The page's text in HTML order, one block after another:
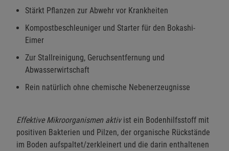
Stärkt Pflanzen zur Abwehr vor Krankheiten
Kompostbeschleuniger und Starter für den Bokashi-
Eimer
Zur Stallreinigung, Geruchsentfernung und
Abwasserwirtschaft
Rein natürlich ohne chemische Nebenerzeugnisse
Effektive Mikroorganismen aktivist ein Bodenhilfsstoff mit
positiven Bakterien und Pilzen, der organische Rückstände
im Boden aufspaltet/zerkleinert und die darin enthaltenen